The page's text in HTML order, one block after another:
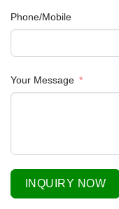
Phone/Mobile
Your Message
INQUIRY NOW